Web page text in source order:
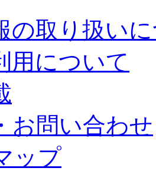
の取り扱い
用について
お問い合わせ
ップ